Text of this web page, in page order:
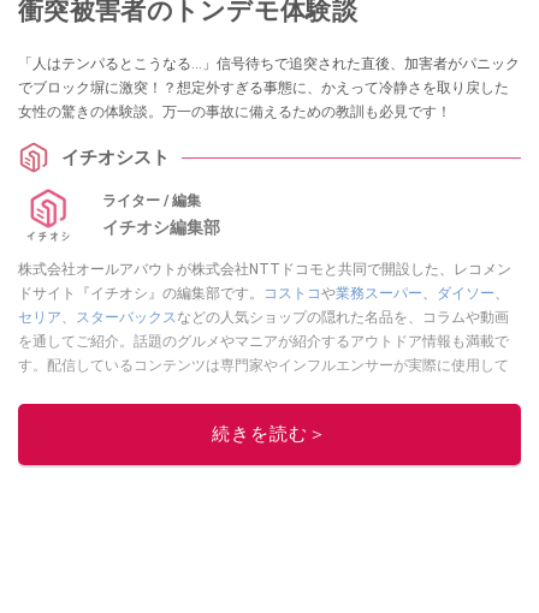
衝突被害者のトンデモ体験談
「人はテンパるとこうなる…」信号待ちで追突された直後、加害者がパニック
でブロック塀に激突！？想定外すぎる事態に、かえって冷静さを取り戻した
女性の驚きの体験談。万一の事故に備えるための教訓も必見です！
イチオシスト
ライター / 編集
イチオシ編集部
株式会社オールアバウトが株式会社NTTドコモと共同で開設した、レコメン
ドサイト『イチオシ』の編集部です。
コストコや業務スーパー、 ダイソー、
セリア、 スターバックスなどの人気ショップの隠れた名品を、コラムや動画
を通してご紹介。話題のグルメやマニアが紹介するアウトドア情報も満載で
す。配信しているコンテンツは専門家やインフルエンサーが実際に使用して
ニュースでフォロー
続きを読む＞